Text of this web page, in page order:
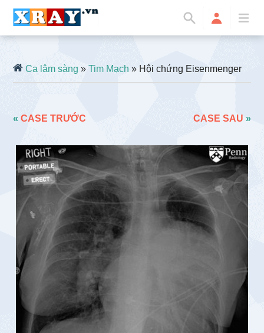
Ca lâm sàng »Tim Mạch » Hội chứng Eisenmenger
«CASE TRƯỚC CASE SAU »